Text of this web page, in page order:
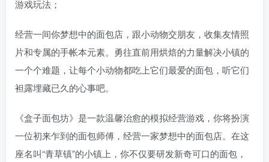
游戏玩法；
经营一间你梦想中的面包店，跟小动物交朋友，收集友情照
片和专属的手帐本元素。勇往直前用烘焙的力量解决小镇的
一个个难题，让每个小动物都吃上它们最爱的面包，听它们
袒露埋藏已久的心事吧。
《盒子面包坊》是一款温馨治愈的模拟经营游戏，你将扮演
一位初来乍到的面包师傅，经营一家梦想中的面包店。在这
座名叫“青草镇”的小镇上，你不仅要研发新奇可口的面包，